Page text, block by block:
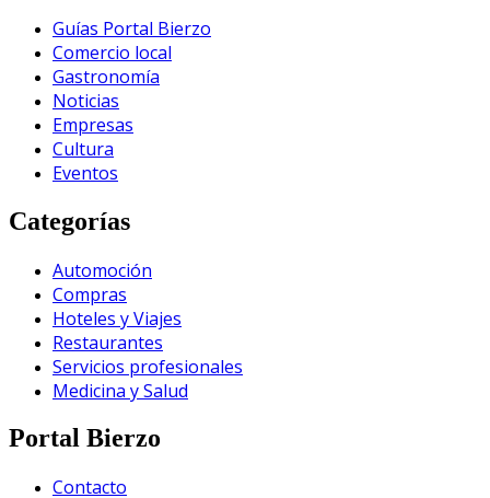
Guías Portal Bierzo
Comercio local
Gastronomía
Noticias
Empresas
Cultura
Eventos
Categorías
Automoción
Compras
Hoteles y Viajes
Restaurantes
Servicios profesionales
Medicina y Salud
Portal Bierzo
Contacto